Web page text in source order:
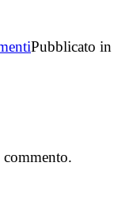
Pubblicato in